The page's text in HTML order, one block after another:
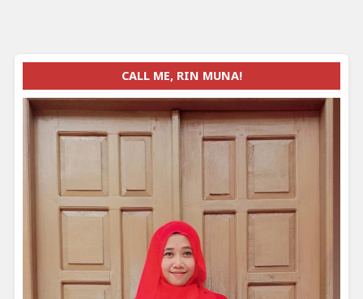
CALL ME, RIN MUNA!